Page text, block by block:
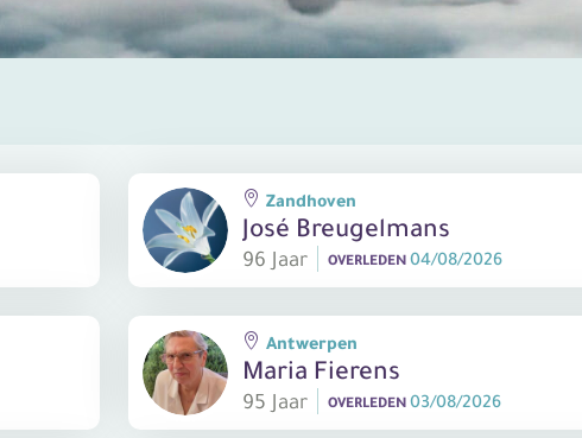
José Breugelmans
96 Jaar
Zandhoven
OVERLEDEN 04/08/2026
Maria Fierens
95 Jaar
Antwerpen
OVERLEDEN 03/08/2026